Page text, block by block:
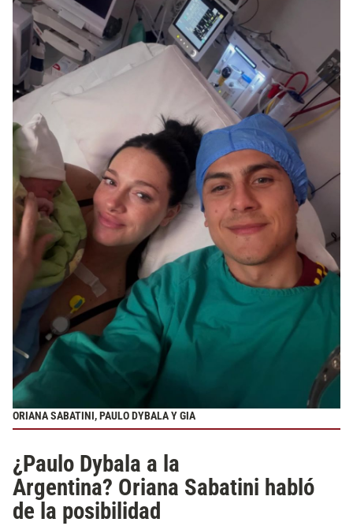
ORIANA SABATINI, PAULO DYBALA Y GIA
¿Paulo Dybala a la
Argentina? Oriana Sabatini habló
de la posibilidad